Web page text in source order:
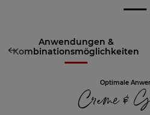
Anwendungen &
Kombinationsmöglichkeiten
Optimale
Creme &